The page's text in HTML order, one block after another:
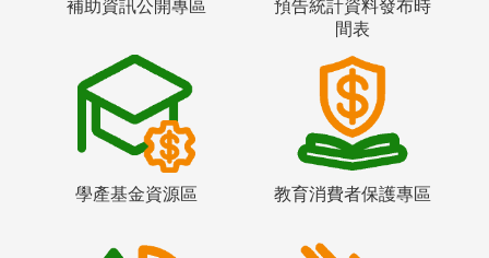
補助資訊公開專區
預告統計資料發布時
間表
學產基金資源區 教育消費者保護專區